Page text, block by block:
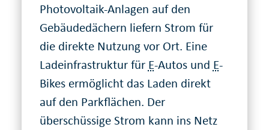
Photovoltaik-Anlagen auf den
Gebäudedächern liefern Strom für
die direkte Nutzung vor Ort. Eine
Ladeinfrastruktur für E-Autos und E-
Bikes ermöglicht das Laden direkt
auf den Parkflächen. Der
überschüssige Strom kann ins Netz